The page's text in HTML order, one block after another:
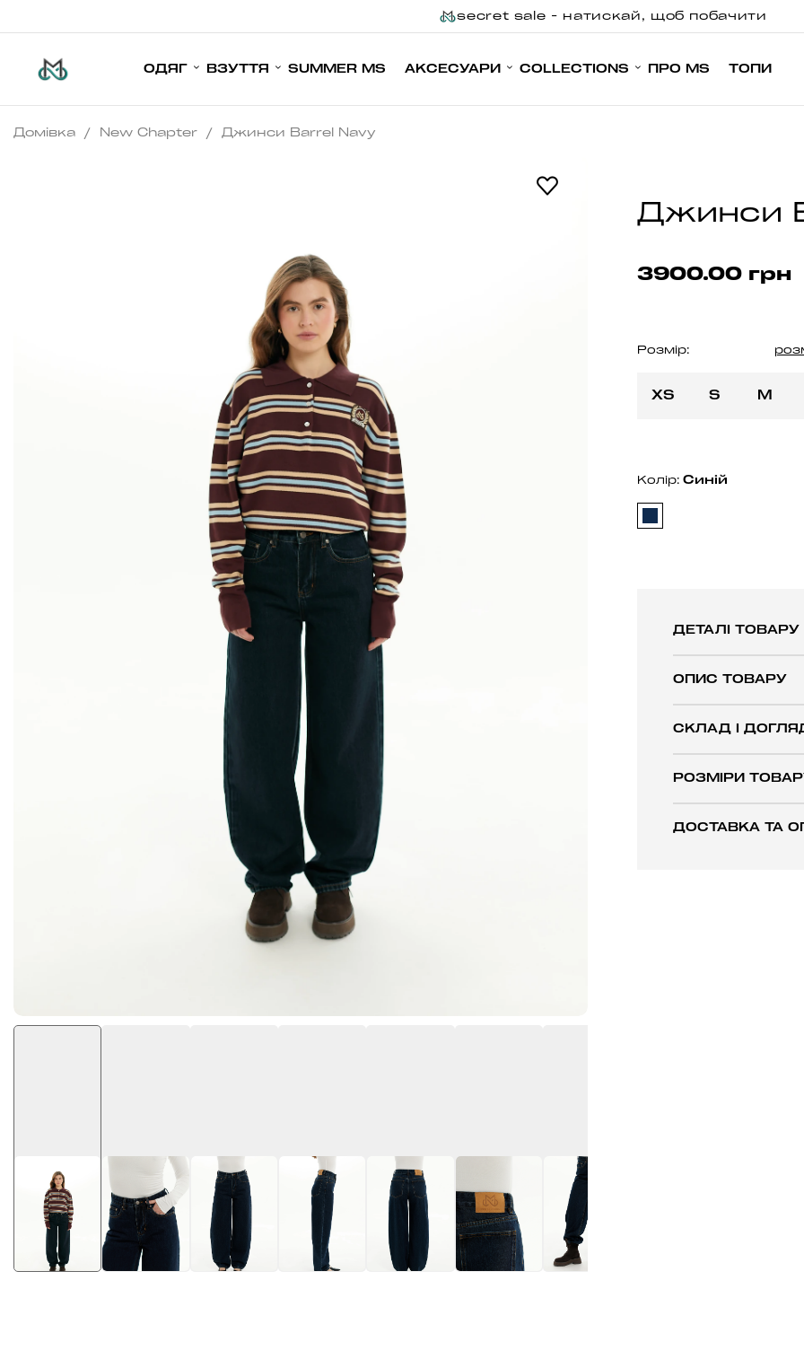
secret sale - натискай, щоб побачити
ОДЯГ ВЗУТТЯ SUMMER MS АКСЕСУАРИ COLLECTIONS ПРО MS ТОПИ
Домівка / New Chapter / Джинси Barrel Navy
Джинси
3900.00 грн
Розмір:
XS S M
Колір: Синiй
ДЕТАЛІ ТОВАРУ
ОПИС ТОВАРУ
СКЛАД І
РОЗМІРИ
ДОСТАВКА ТА